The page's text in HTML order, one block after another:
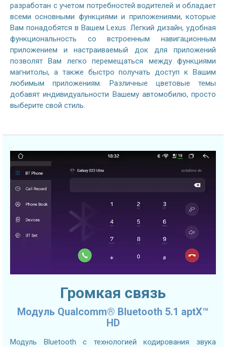
разработан с учетом потребностей водителей и обладает
всеми основными функциями и приложениями, которые
Вам понадобятся в Вашем Lexus. Легкий дизайн, удобная
функциональность со встроенным навигационным
приложением и настраиваемый док для приложений
позволят Вам легко перемещаться между функциями
магнитолы, а также быстро получать доступ к Вашим
любимым приложениям. Различные цветовые темы
добавят индивидуальности Вашему автомобилю, просто
выберите свой стиль.
Громкая связь
Модуль Qualcomm® Bluetooth 5.1 aptX™
HD
Модуль Bluetooth с технологией кодирования звука